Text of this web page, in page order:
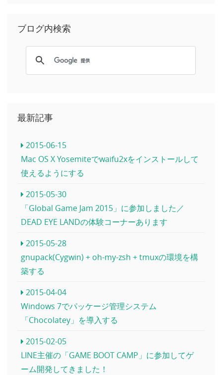
ブログ内検索
最新記事
2015-06-15
Mac OS X Yosemiteでwaifu2xをインストールして
使えるようにする
2015-05-30
「Global Game Jam 2015」に参加しました／
DEAD EYE LANDの体験コーナーあります
2015-05-28
gnupack(Cygwin) + oh-my-zsh + tmuxの環境を構
築する
2015-04-04
Windows 7でパッケージ管理システム
「Chocolatey」を導入する
2015-02-05
LINE主催の「GAME BOOT CAMP」に参加してゲ
ーム開発してきました！